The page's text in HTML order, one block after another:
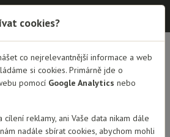
SEMINÁŘE
pro
pěstounskou
cookies?
co nejrelevantnější informace a web
si cookies. Primárně jde o
pomocí Google Analytics nebo
cílení reklamy, ani Vaše data nikam dále
nadále sbírat cookies, abychom mohli